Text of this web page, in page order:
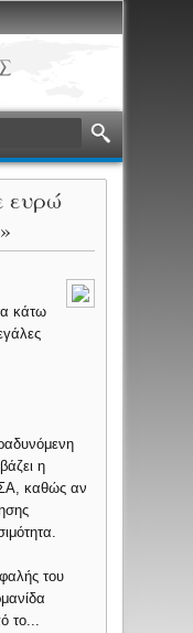
ευρώ
κάτω
η
καθώς αν
του
το...